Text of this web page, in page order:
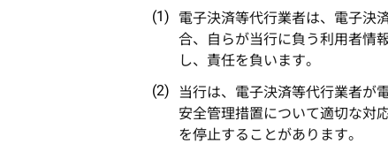
電子決済等代行業者は、電子決
合、自らが当行に負う利用者情
し、責任を負います。
当行は、電子決済等代行業者が
安全管理措置について適切な対
を停止することがあります。